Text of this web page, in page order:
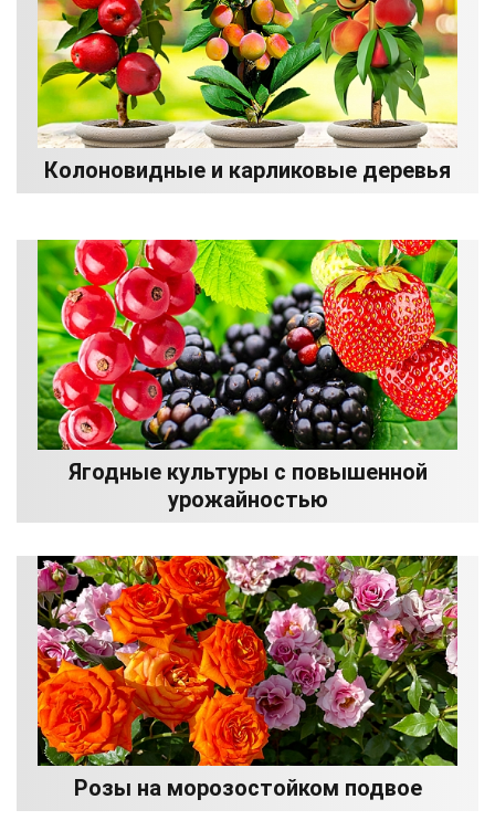
Колоновидные и карликовые деревья
Ягодные культуры с повышенной
урожайностью
Розы на морозостойком подвое